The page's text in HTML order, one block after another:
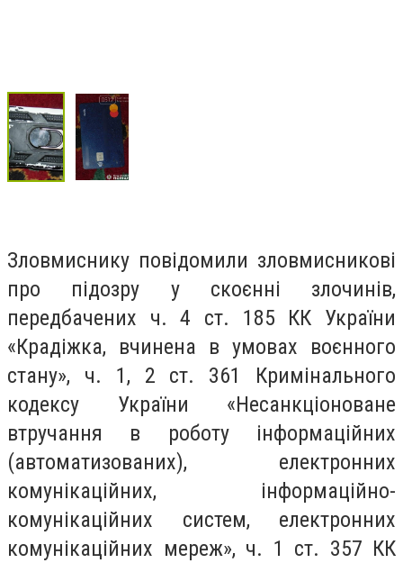
Зловмиснику повідомили зловмисникові
про підозру у скоєнні злочинів,
передбачених ч. 4 ст. 185 КК України
«Крадіжка, вчинена в умовах воєнного
стану», ч. 1, 2 ст. 361 Кримінального
кодексу України «Несанкціоноване
втручання в роботу інформаційних
(автоматизованих), електронних
комунікаційних, інформаційно-
комунікаційних систем, електронних
комунікаційних мереж», ч. 1 ст. 357 КК